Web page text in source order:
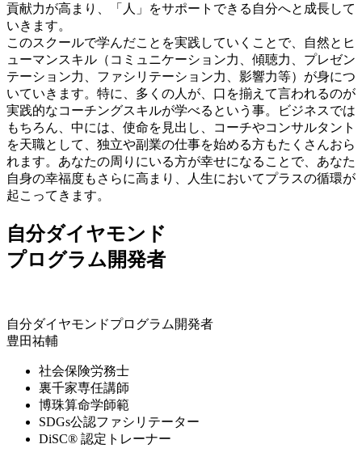
貢献力が高まり、「人」をサポートできる自分へと成長して
いきます。
このスクールで学んだことを実践していくことで、自然とヒ
ューマンスキル（コミュニケーション力、傾聴力、プレゼン
テーション力、ファシリテーション力、影響力等）が身につ
いていきます。特に、多くの人が、口を揃えて言われるのが
実践的なコーチングスキルが学べる という事。ビジネスでは
もちろん、中には、使命を見出し、コーチやコンサルタント
を天職として、独立や副業の仕事を始める方もたくさんおら
れます。あなたの周りにいる方が幸せになることで、あなた
自身の幸福度もさらに高まり、人生においてプラスの循環が
起こってきます。
自分ダイヤモンド
プログラム開発者
自分ダイヤモンドプログラム開発者
豊田祐輔
社会保険労務士
裏千家専任講師
博珠算命学師範
SDGs公認ファシリテーター
DiSC®︎ 認定トレーナー